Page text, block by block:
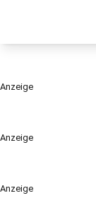
Anzeige
Anzeige
Anzeige